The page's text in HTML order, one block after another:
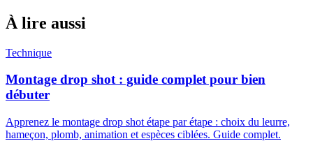
À lire aussi
Technique
Montage drop shot : guide complet pour bien
débuter
Apprenez le montage drop shot étape par étape : choix du leurre,
hameçon, plomb, animation et espèces ciblées. Guide complet.